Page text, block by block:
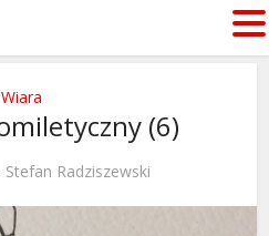
Wiara
(6)
Stefan Radziszewski